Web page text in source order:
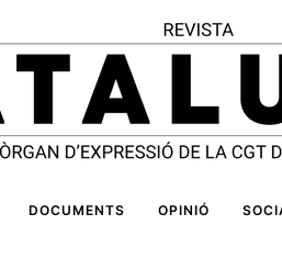
DOCUMENTS OPINIÓ